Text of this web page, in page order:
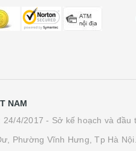
NAM
4/2017 - Sở kế hoạch và đầu
Phường Vĩnh Hưng, Tp Hà Nội.